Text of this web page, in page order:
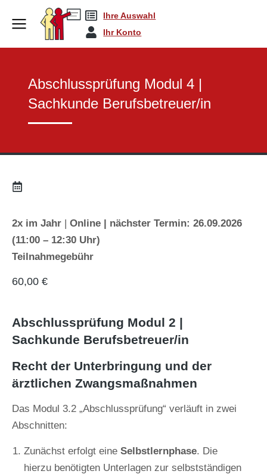
Ihre Auswahl
Ihr Konto
You are here:
Sachkunde | Abschlus… Abschlussprüfung Mo…
Abschlussprüfung Modul 4 |
Sachkunde Berufsbetreuer/in
2x im Jahr | Online | nächster Termin: 26.09.2026
(11:00 – 12:30 Uhr)
Teilnahmegebühr
60,00 €
Abschlussprüfung Modul 2 |
Sachkunde Berufsbetreuer/in
Recht der Unterbringung und der
ärztlichen Zwangsmaßnahmen
Das Modul 3.2 „Abschlussprüfung“ verläuft in zwei
Abschnitten:
Zunächst erfolgt eine Selbstlernphase. Die
hierzu benötigten Unterlagen zur selbstständigen